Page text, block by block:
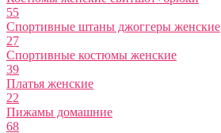
55
Спортивные штаны джоггеры женские
27
Спортивные костюмы женские
39
Платья женские
22
Пижамы домашние
68